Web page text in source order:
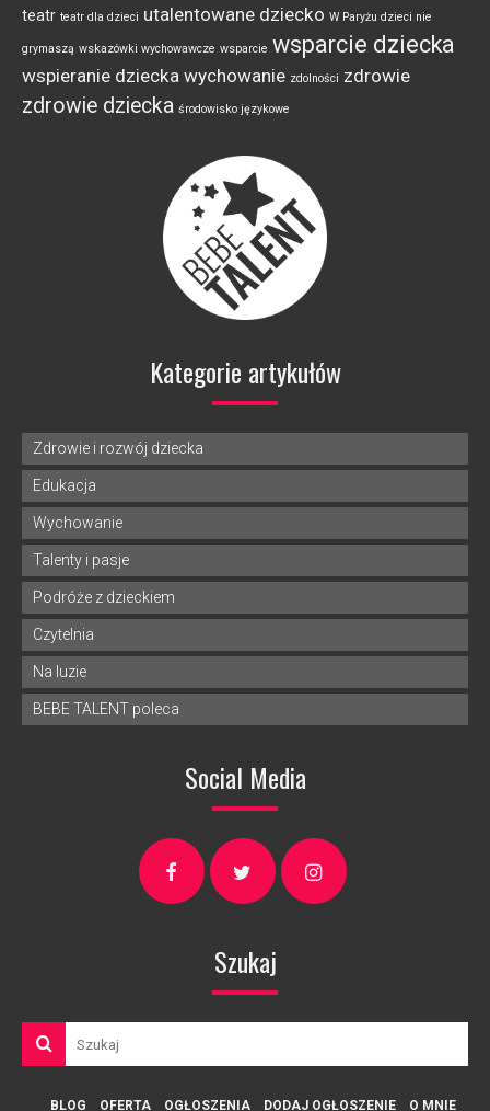
teatr teatr dla dzieci utalentowane dziecko W Paryżu dzieci nie
grymaszą wskazówki wychowawcze wsparcie wsparcie dziecka
wspieranie dziecka wychowanie zdolności zdrowie
zdrowie dziecka środowisko językowe
Kategorie artykułów
Zdrowie i rozwój dziecka
Edukacja
Wychowanie
Talenty i pasje
Podróże z dzieckiem
Czytelnia
Na luzie
BEBE TALENT poleca
Social Media
Szukaj
BLOG OFERTA OGŁOSZENIA DODAJ OGŁOSZENIE O MNIE